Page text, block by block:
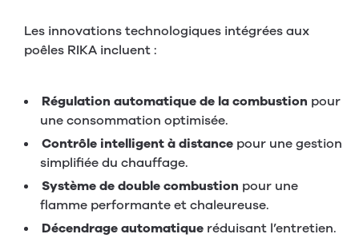
Les innovations technologiques intégrées aux
poêles RIKA incluent :
Régulation automatique de la combustion pour
une consommation optimisée.
Contrôle intelligent à distance pour une gestion
simplifiée du chauffage.
Système de double combustion pour une
flamme performante et chaleureuse.
Décendrage automatique réduisant l’entretien.